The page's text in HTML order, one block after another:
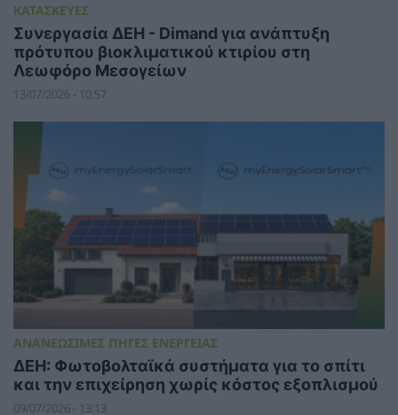
ΚΑΤΑΣΚΕΥΕΣ
Συνεργασία ΔΕΗ - Dimand για ανάπτυξη
πρότυπου βιοκλιματικού κτιρίου στη
Λεωφόρο Μεσογείων
13/07/2026 - 10:57
ΑΝΑΝΕΩΣΙΜΕΣ ΠΗΓΕΣ ΕΝΕΡΓΕΙΑΣ
ΔΕΗ: Φωτοβολταϊκά συστήματα για το σπίτι
και την επιχείρηση χωρίς κόστος εξοπλισμού
09/07/2026 - 13:13